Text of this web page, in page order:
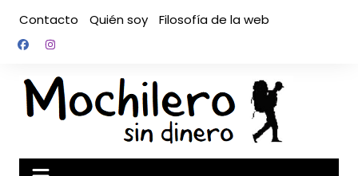
contenido
Contacto Quién soy Filosofía de la web